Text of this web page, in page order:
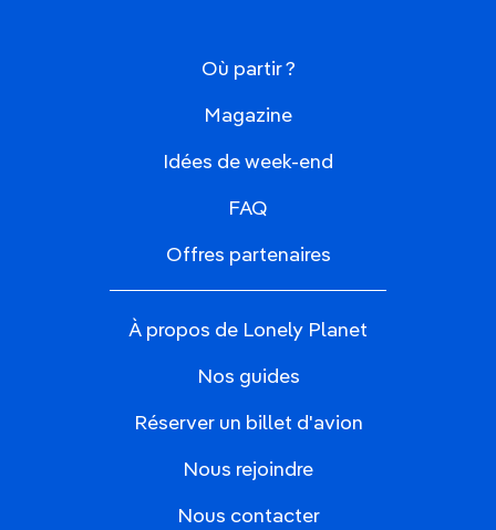
Où partir ?
Magazine
Idées de week-end
FAQ
Offres partenaires
À propos de Lonely Planet
Nos guides
Réserver un billet d'avion
Nous rejoindre
Nous contacter